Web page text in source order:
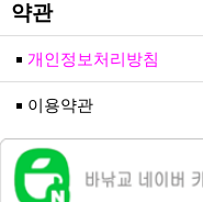
약관
개인정보처리방침
이용약관